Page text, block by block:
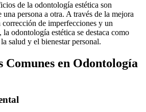
de la odontología estética son
persona a otra. A través de la mejora
de imperfecciones y un
odontología estética se destaca como
salud y el bienestar personal.
Comunes en Odontología